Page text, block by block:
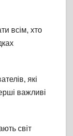
всім, хто
які
важливі
світ